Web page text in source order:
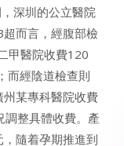
深圳的公立醫院
而言，經腹部檢
甲醫院收費120
而經陰道檢查則
某專科醫院收費
調整具體收費。產
隨着孕期推進到